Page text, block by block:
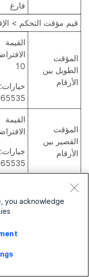
فارغ
قيم مؤقت التحكم >
المؤقت
الطويل بين
الأرقام
القيمة
10
65535
المؤقت
القصير بين
الأرقام
القيمة
65535
اللغة الإقليمية>
أمريكي
you acknowledge